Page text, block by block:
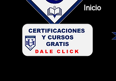
Inicio